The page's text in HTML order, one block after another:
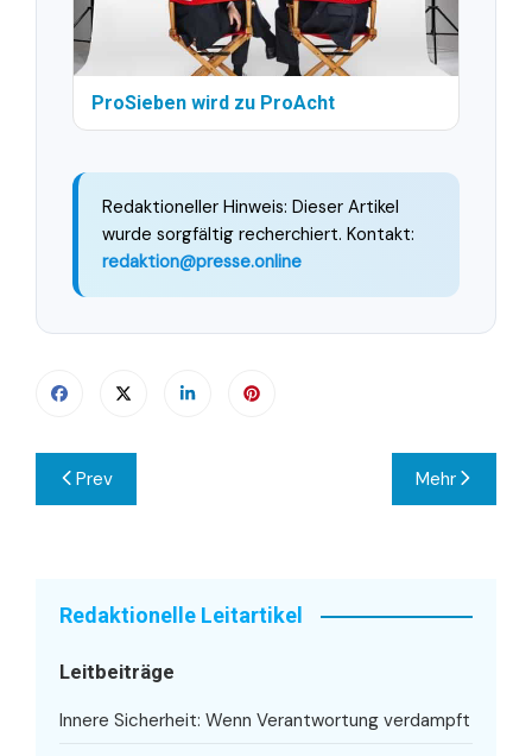
ProSieben wird zu ProAcht
Redaktioneller Hinweis: Dieser Artikel
wurde sorgfältig recherchiert. Kontakt:
redaktion@presse.online
Beitragsnavigation
Prev Mehr
Redaktionelle Leitartikel
Leitbeiträge
Innere Sicherheit: Wenn Verantwortung verdampft